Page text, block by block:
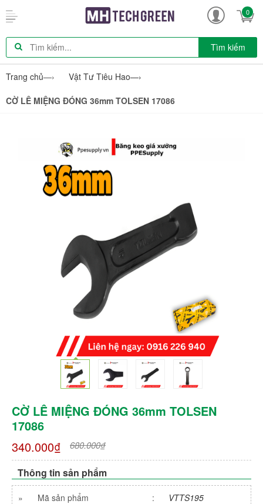
0
Tìm kiếm
Trang chủ—› Vật Tư Tiêu Hao—›
CỜ LÊ MIỆNG ĐÓNG 36mm TOLSEN 17086
CỜ LÊ MIỆNG ĐÓNG 36mm TOLSEN
17086
340.000₫
680.000₫
Thông tin sản phẩm
» Mã sản phẩm :
VTTS195